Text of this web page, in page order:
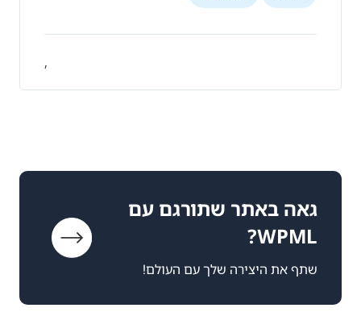
,
גאה באתר שתורגם עם
WPML?
שתף את היצירה שלך עם העולם!